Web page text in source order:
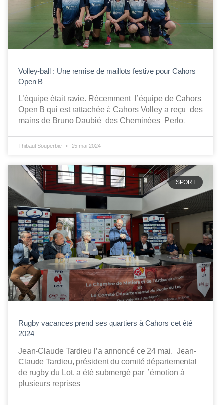
Volley-ball : Une remise de maillots festive pour Cahors
Open B
L’équipe était ravie. Récemment l’équipe de Cahors
Open B qui est rattachée à Cahors Volley a reçu des
mains de Bruno Daubié des Cheminées Perlot
Thibaut Souperbie 25 mai 2024
SPORT
Rugby vacances prend ses quartiers à Cahors cet été
2024 !
Jean-Claude Tardieu l’a annoncé ce 24 mai. Jean-
Claude Tardieu, président du comité départemental
de rugby du Lot, a été submergé par l’émotion à
plusieurs reprises